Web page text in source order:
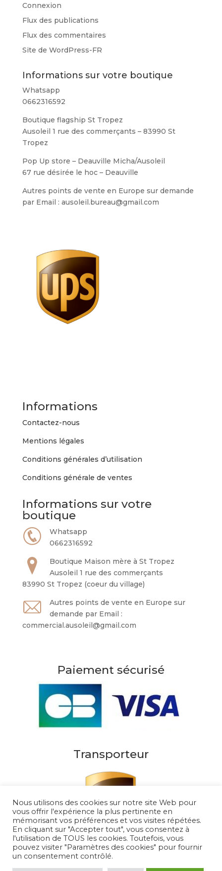
Connexion
Flux des publications
Flux des commentaires
Site de WordPress-FR
Informations sur votre boutique
Whatsapp
0662316592
Boutique flagship St Tropez
Ausoleil 1 rue des commerçants – 83990 St
Tropez
Pop Up store – Deauville Micha/Ausoleil
67 rue désirée le hoc – Deauville
Autres points de vente en Europe sur demande
par Email : ausoleil.bureau@gmail.com
Informations
Contactez-nous
Mentions légales
Conditions générales d’utilisation
Conditions générale de ventes
Informations sur votre
boutique
Whatsapp
0662316592
Boutique Maison mère à St Tropez
Ausoleil 1 rue des commerçants
83990 St Tropez (coeur du village)
Autres points de vente en Europe sur
demande par Email :
commercial.ausoleil@gmail.com
Paiement sécurisé
Transporteur
Nous utilisons des cookies sur notre site Web pour
vous offrir l'expérience la plus pertinente en
mémorisant vos préférences et vos visites répétées.
En cliquant sur "Accepter tout", vous consentez à
l'utilisation de TOUS les cookies. Toutefois, vous
pouvez visiter "Paramètres des cookies" pour fournir
un consentement contrôlé.